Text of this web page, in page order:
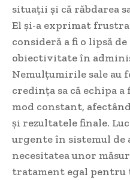
situații și că răbdarea
El și-a exprimat
consideră a fi o lipsă
obiectivitate în
Nemulțumirile sale au
credința sa că echipa
mod constant,
și rezultatele finale.
urgente în sistemul de
necesitatea unor
tratament egal pentru